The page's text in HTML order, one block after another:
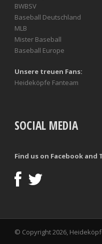
BWBSV
Baseball Deutschland
MLB
Mister Baseball
Baseball Europe
Unsere treuen Fans:
Heideköpfe Fanteam
SOCIAL MEDIA
Find us on Facebook
© Copyright 2026,